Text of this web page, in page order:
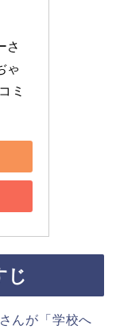
さ
ゃ
ミ
じ
んが「学校へ